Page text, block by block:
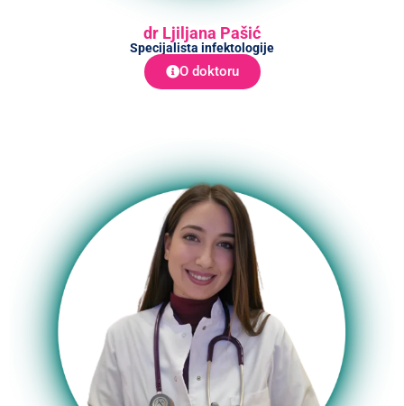
dr Ljiljana Pašić
Specijalista infektologije
O doktoru